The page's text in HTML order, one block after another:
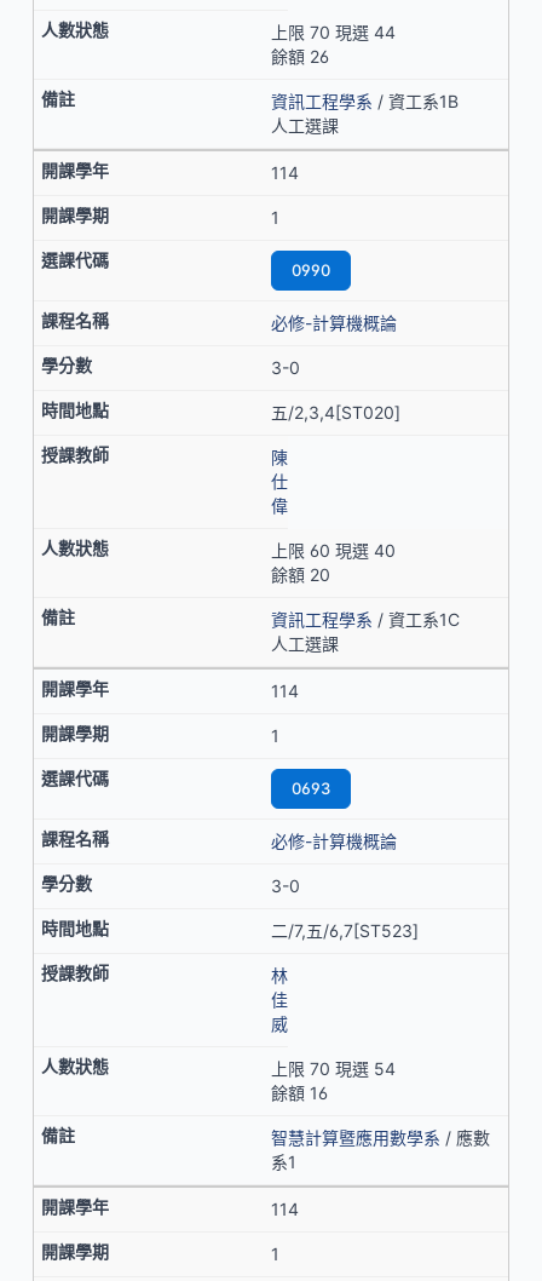
上限 70 現選 44
餘額 26
資訊工程學系 / 資工系1B
人工選課
114
1
0990
必修-計算機概論
3-0
五/2,3,4[ST020]
陳
仕
偉
上限 60 現選 40
餘額 20
資訊工程學系 / 資工系1C
人工選課
114
1
0693
必修-計算機概論
3-0
二/7,五/6,7[ST523]
林
佳
威
上限 70 現選 54
餘額 16
智慧計算暨應用數學系 / 應數
系1
114
1